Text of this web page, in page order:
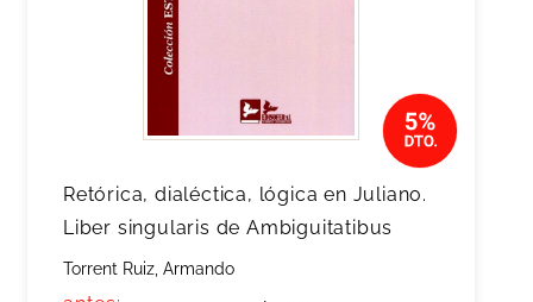
Retórica, dialéctica, lógica en Juliano.
Liber singularis de Ambiguitatibus
Torrent Ruiz, Armando